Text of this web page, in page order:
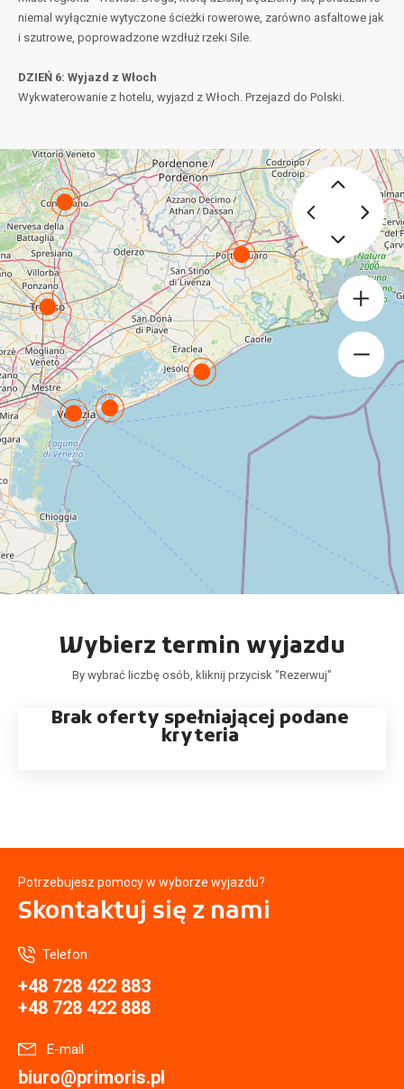
niemal wyłącznie wytyczone ścieżki rowerowe, zarówno asfaltowe jak
i szutrowe, poprowadzone wzdłuż rzeki Sile.
DZIEŃ 6: Wyjazd z Włoch
Wykwaterowanie z hotelu, wyjazd z Włoch. Przejazd do Polski.
Wybierz termin wyjazdu
By wybrać liczbę osób, kliknij przycisk "Rezerwuj"
Brak oferty spełniającej podane
kryteria
Potrzebujesz pomocy w wyborze wyjazdu?
Skontaktuj się z nami
Telefon
+48 728 422 883
+48 728 422 888
E-mail
biuro@primoris.pl